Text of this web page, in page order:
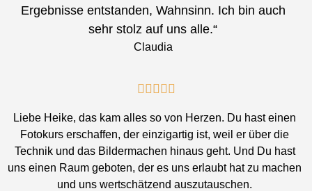
Ergebnisse entstanden, Wahnsinn. Ich bin auch
sehr stolz auf uns alle.“
Claudia

Liebe Heike, das kam alles so von Herzen. Du hast einen
Fotokurs erschaffen, der einzigartig ist, weil er über die
Technik und das Bildermachen hinaus geht. Und Du hast
uns einen Raum geboten, der es uns erlaubt hat zu machen
und uns wertschätzend auszutauschen.